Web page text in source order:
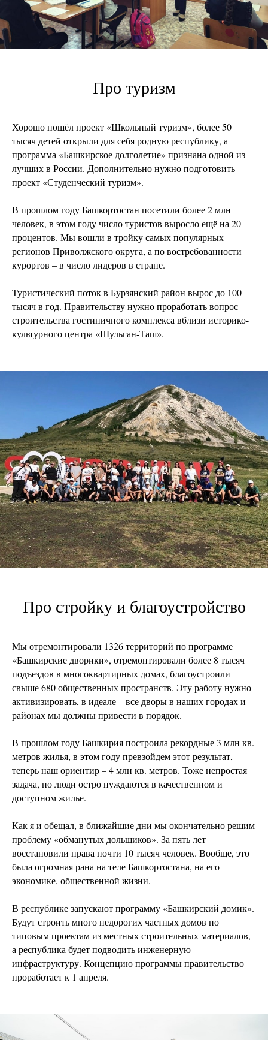
Про туризм
Хорошо пошёл проект «Школьный туризм», более 50
тысяч детей открыли для себя родную республику, а
программа «Башкирское долголетие» признана одной из
лучших в России. Дополнительно нужно подготовить
проект «Студенческий туризм».
В прошлом году Башкортостан посетили более 2 млн
человек, в этом году число туристов выросло ещё на 20
процентов. Мы вошли в тройку самых популярных
регионов Приволжского округа, а по востребованности
курортов – в число лидеров в стране.
Туристический поток в Бурзянский район вырос до 100
тысяч в год. Правительству нужно проработать вопрос
строительства гостиничного комплекса вблизи историко-
культурного центра «Шульган-Таш».
Про стройку и благоустройство
Мы отремонтировали 1326 территорий по программе
«Башкирские дворики», отремонтировали более 8 тысяч
подъездов в многоквартирных домах, благоустроили
свыше 680 общественных пространств. Эту работу нужно
активизировать, в идеале – все дворы в наших городах и
районах мы должны привести в порядок.
В прошлом году Башкирия построила рекордные 3 млн кв.
метров жилья, в этом году превзойдем этот результат,
теперь наш ориентир – 4 млн кв. метров. Тоже непростая
задача, но люди остро нуждаются в качественном и
доступном жилье.
Как я и обещал, в ближайшие дни мы окончательно решим
проблему «обманутых дольщиков». За пять лет
восстановили права почти 10 тысяч человек. Вообще, это
была огромная рана на теле Башкортостана, на его
экономике, общественной жизни.
В республике запускают программу «Башкирский домик».
Будут строить много недорогих частных домов по
типовым проектам из местных строительных материалов,
а республика будет подводить инженерную
инфраструктуру. Концепцию программы правительство
проработает к 1 апреля.